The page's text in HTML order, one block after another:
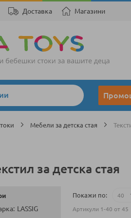
Доставка Магазини
Мебели за детска стая
за детска стая
Покажи по
Артикули 1-40 от 45
LASSIG